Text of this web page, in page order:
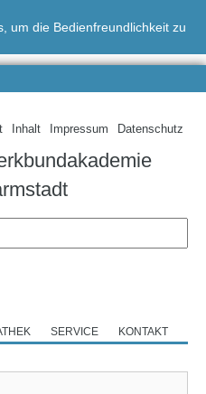
um die Bedienfreundlichkeit zu
Inhalt Impressum Datenschutz
SERVICE KONTAKT